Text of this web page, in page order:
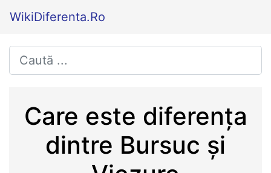
WikiDiferenta.Ro
Care este diferența
dintre Bursuc și